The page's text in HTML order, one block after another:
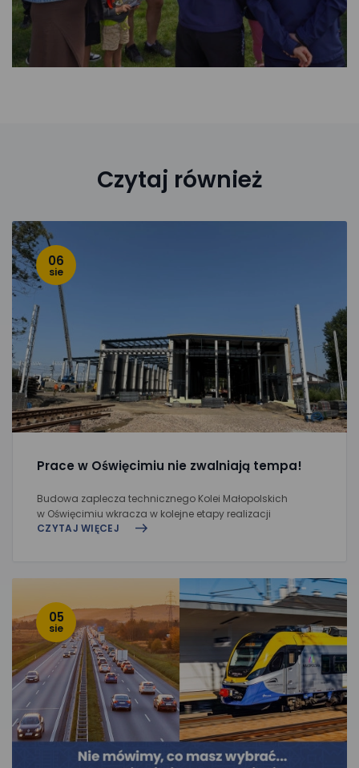
Czytaj również
06
sie
Prace w Oświęcimiu nie zwalniają tempa!
Budowa zaplecza technicznego Kolei Małopolskich
w Oświęcimiu wkracza w kolejne etapy realizacji
CZYTAJ WIĘCEJ
05
sie